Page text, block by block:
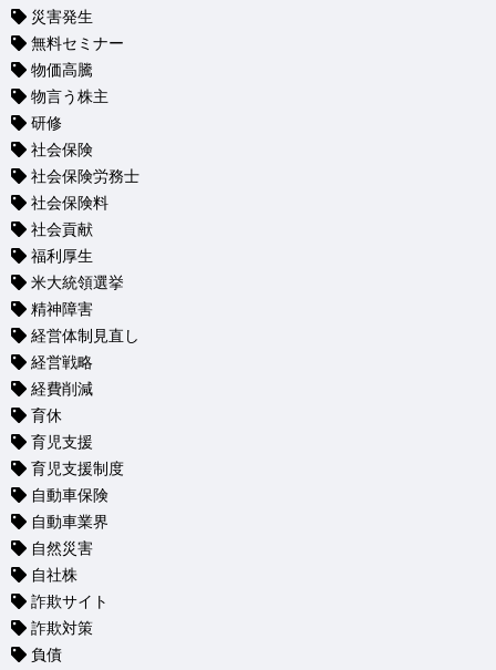
災害発生
無料セミナー
物価高騰
物言う株主
研修
社会保険
社会保険労務士
社会保険料
社会貢献
福利厚生
米大統領選挙
精神障害
経営体制見直し
経営戦略
経費削減
育休
育児支援
育児支援制度
自動車保険
自動車業界
自然災害
自社株
詐欺サイト
詐欺対策
負債